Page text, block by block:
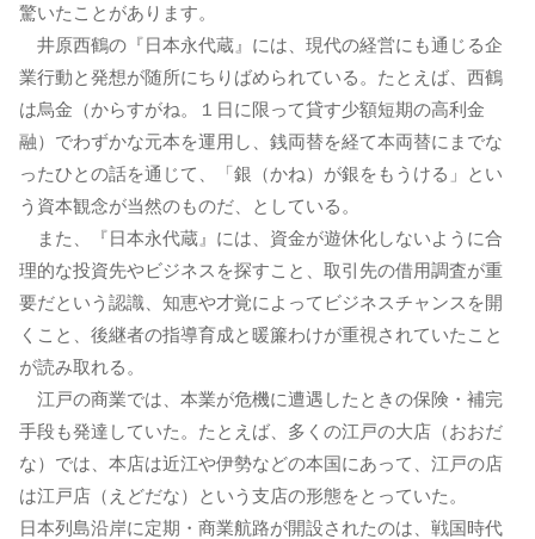
驚いたことがあります。
井原西鶴の『日本永代蔵』には、現代の経営にも通じる企
業行動と発想が随所にちりばめられている。たとえば、西鶴
は烏金（からすがね。１日に限って貸す少額短期の高利金
融）でわずかな元本を運用し、銭両替を経て本両替にまでな
ったひとの話を通じて、「銀（かね）が銀をもうける」とい
う資本観念が当然のものだ、としている。
また、『日本永代蔵』には、資金が遊休化しないように合
理的な投資先やビジネスを探すこと、取引先の借用調査が重
要だという認識、知恵や才覚によってビジネスチャンスを開
くこと、後継者の指導育成と暖簾わけが重視されていたこと
が読み取れる。
江戸の商業では、本業が危機に遭遇したときの保険・補完
手段も発達していた。たとえば、多くの江戸の大店（おおだ
な）では、本店は近江や伊勢などの本国にあって、江戸の店
は江戸店（えどだな）という支店の形態をとっていた。
日本列島沿岸に定期・商業航路が開設されたのは、戦国時代